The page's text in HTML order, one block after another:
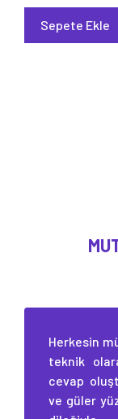
Sepete Ekle
Herkesin
teknik
cevap
ve güler